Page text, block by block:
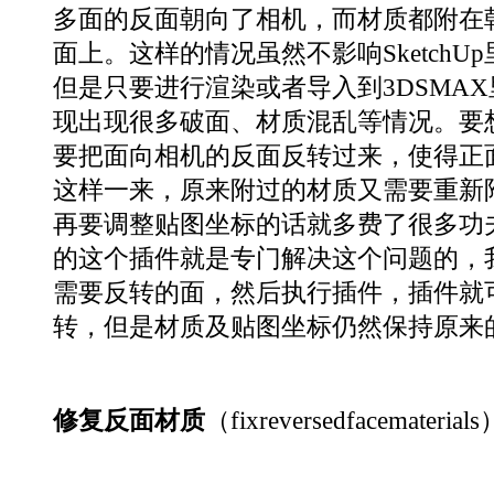
多面的反面朝向了相机，而材质都附在
面上。这样的情况虽然不影响
但是只要进行渲染或者导入到
现出现很多破面、材质混乱等情况。要
要把面向相机的反面反转过来，使得正
这样一来，原来附过的材质又需要重新
再要调整贴图坐标的话就多费了很多功
的这个插件就是专门解决这个问题的，
需要反转的面，然后执行插件，插件就
转，但是材质及贴图坐标仍然保持原来
修复反面材质 （fixreversedfacematerials